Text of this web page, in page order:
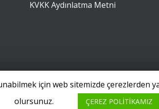
KVKK Aydınlatma Metni
için web sitemizde çerezlerden
olursunuz.
ÇEREZ POLİTİKAMIZ